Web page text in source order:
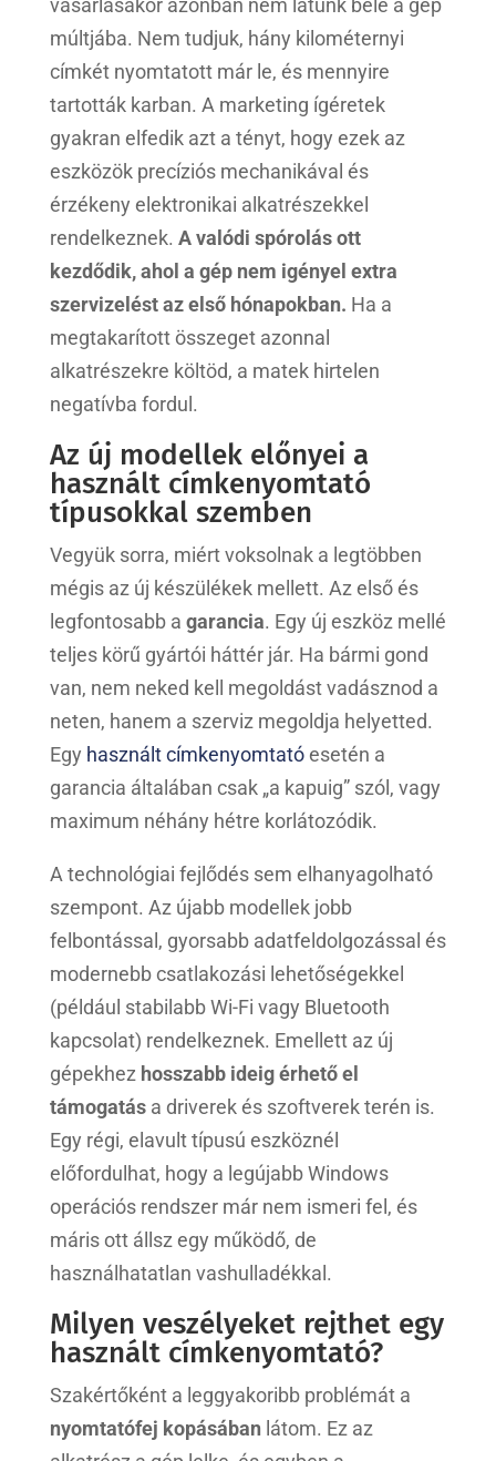
vásárlásakor azonban nem látunk bele a gép
múltjába. Nem tudjuk, hány kilométernyi
címkét nyomtatott már le, és mennyire
tartották karban. A marketing ígéretek
gyakran elfedik azt a tényt, hogy ezek az
eszközök precíziós mechanikával és
érzékeny elektronikai alkatrészekkel
rendelkeznek. A valódi spórolás ott
kezdődik, ahol a gép nem igényel extra
szervizelést az első hónapokban. Ha a
megtakarított összeget azonnal
alkatrészekre költöd, a matek hirtelen
negatívba fordul.
Az új modellek előnyei a
használt címkenyomtató
típusokkal szemben
Vegyük sorra, miért voksolnak a legtöbben
mégis az új készülékek mellett. Az első és
legfontosabb a garancia. Egy új eszköz mellé
teljes körű gyártói háttér jár. Ha bármi gond
van, nem neked kell megoldást vadásznod a
neten, hanem a szerviz megoldja helyetted.
Egy használt címkenyomtatóesetén a
garancia általában csak „a kapuig” szól, vagy
maximum néhány hétre korlátozódik.
A technológiai fejlődés sem elhanyagolható
szempont. Az újabb modellek jobb
felbontással, gyorsabb adatfeldolgozással és
modernebb csatlakozási lehetőségekkel
(például stabilabb Wi-Fi vagy Bluetooth
kapcsolat) rendelkeznek. Emellett az új
gépekhez hosszabb ideig érhető el
támogatása driverek és szoftverek terén is.
Egy régi, elavult típusú eszköznél
előfordulhat, hogy a legújabb Windows
operációs rendszer már nem ismeri fel, és
máris ott állsz egy működő, de
használhatatlan vashulladékkal.
Milyen veszélyeket rejthet egy
használt címkenyomtató?
Szakértőként a leggyakoribb problémát a
nyomtatófej kopásábanlátom. Ez az